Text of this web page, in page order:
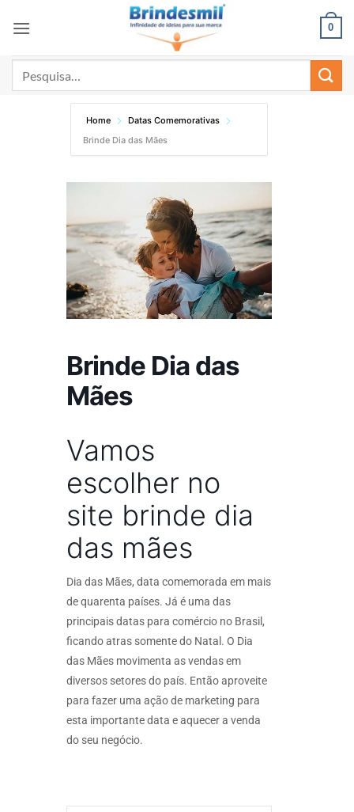
0
Home
Datas Comemorativas
Brinde Dia das Mães
Brinde Dia das
Mães
Vamos
escolher no
site brinde dia
das mães
Dia das Mães, data comemorada em mais
de quarenta países. Já é uma das
principais datas para comércio no Brasil,
ficando atras somente do Natal. O Dia
das Mães movimenta as vendas em
diversos setores do país. Então aproveite
para fazer uma ação de marketing para
esta importante data e aquecer a venda
do seu negócio.